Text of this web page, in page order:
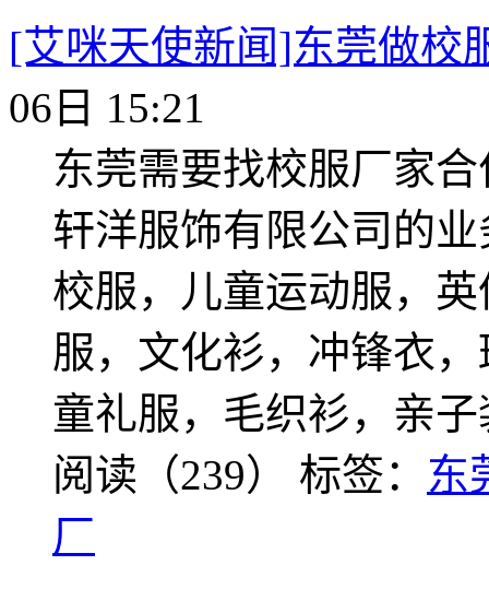
[艾咪天使新闻]东莞做校
06日 15:21
东莞需要找校服厂家
轩洋服饰有限公司的
校服，儿童运动服，
服，文化衫，冲锋衣
童礼服，毛织衫，亲
阅读（239） 标签： 东
厂